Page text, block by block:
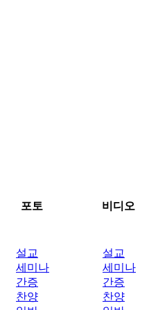
포토 비디오
설교
세미나
간증
찬양
설교
세미나
간증
찬양